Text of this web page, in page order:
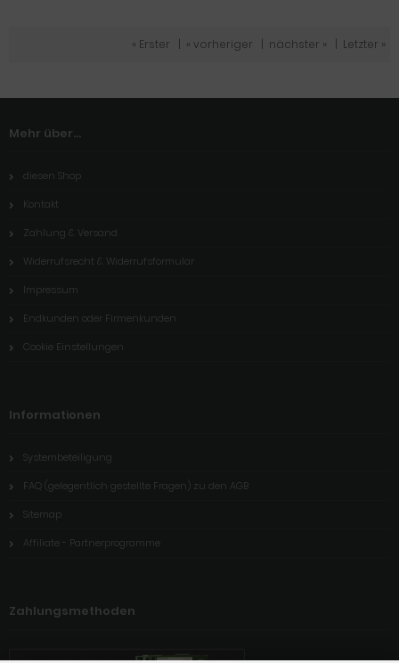
« Erster « vorheriger nächster » Letzter »
Mehr über...
diesen Shop
Kontakt
Zahlung & Versand
Widerrufsrecht & Widerrufsformular
Impressum
Endkunden oder Firmenkunden
Cookie Einstellungen
Informationen
Systembeteiligung
FAQ (gelegentlich gestellte Fragen) zu den AGB
Sitemap
Affiliate - Partnerprogramme
Zahlungsmethoden